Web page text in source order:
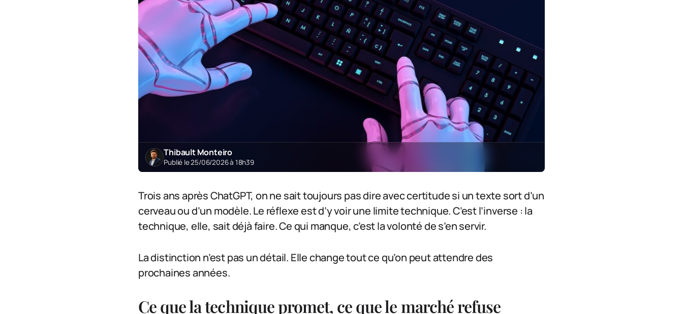
Thibault Monteiro
Publié le 25/06/2026 à 18h39
Trois ans après ChatGPT, on ne sait toujours pas dire avec certitude si un texte sort d’un
cerveau ou d’un modèle. Le réflexe est d’y voir une limite technique. C’est l’inverse : la
technique, elle, sait déjà faire. Ce qui manque, c’est la volonté de s’en servir.
La distinction n’est pas un détail. Elle change tout ce qu’on peut attendre des
prochaines années.
Ce que la technique promet, ce que le marché refuse